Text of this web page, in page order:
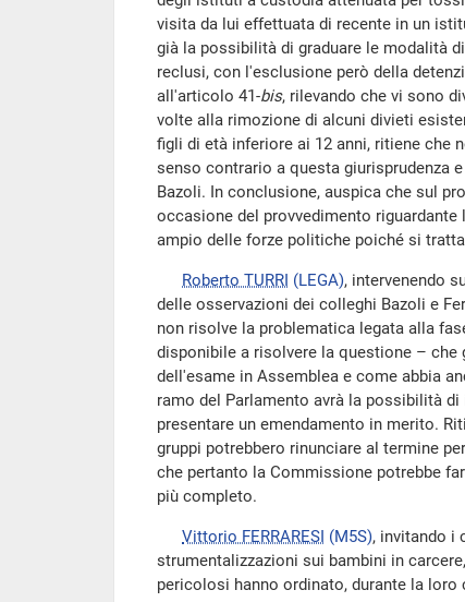
visita da lui effettuata di recente in un
già la possibilità di graduare le modalità
reclusi, con l'esclusione però della
all'articolo 41-bis, rilevando che vi sono
volte alla rimozione di alcuni divieti
figli di età inferiore ai 12 anni, ritiene che
senso contrario a questa giurisprudenza
Bazoli. In conclusione, auspica che sul
occasione del provvedimento
ampio delle forze politiche poiché si
Roberto TURRI (LEGA), intervenendo
delle osservazioni dei colleghi Bazoli e
non risolve la problematica legata alla
disponibile a risolvere la questione – che
dell'esame in Assemblea e come abbia
ramo del Parlamento avrà la possibilità
presentare un emendamento in merito.
gruppi potrebbero rinunciare al termine
che pertanto la Commissione potrebbe
più completo.
Vittorio FERRARESI (M5S), invitando i
strumentalizzazioni sui bambini in
pericolosi hanno ordinato, durante la